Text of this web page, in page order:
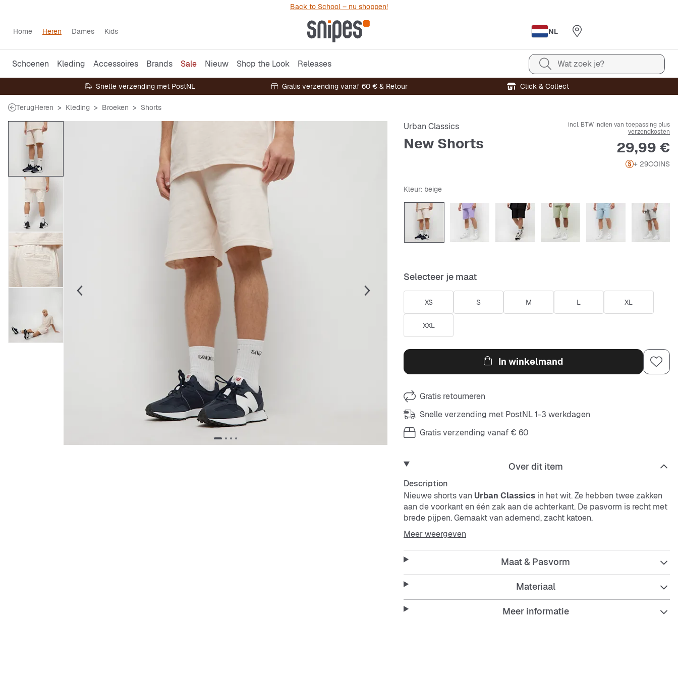
Back to School – nu shoppen!
Home Heren Dames Kids NL
Schoenen Kleding Accessoires Brands Sale Nieuw Shop the Look Releases Wat zoek je?
Snelle verzending met PostNL Gratis verzending vanaf 60 € & Retour Click & Collect
TerugHeren Kleding Broeken Shorts
Urban Classics
New Shorts
incl. BTW indien van toepassing plus
verzendkosten
Prijs
29,99 €
+ 29COINS
Kleur: beige
Selecteer je maat
XS S M L XL
XXL
In winkelmand
Gratis retourneren
Snelle verzending met PostNL 1-3 werkdagen
Gratis verzending vanaf € 60
Over dit item
Description
Nieuwe shorts van Urban Classics in het wit. Ze hebben twee zakken
aan de voorkant en één zak aan de achterkant. De pasvorm is recht met
brede pijpen. Gemaakt van ademend, zacht katoen.
Deze shorts zijn perfect voor warme dagen en bieden veel comfort
Features:
Meer weergeven
Maat & Pasvorm
Materiaal
Meer informatie